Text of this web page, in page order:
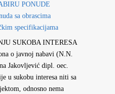
PONUDE
sa obrascima
specifikacijama
SUKOBA INTERESA
o javnoj nabavi (N.N.
Jakovljević dipl. oec.
u sukobu interesa niti sa
odnosno nema